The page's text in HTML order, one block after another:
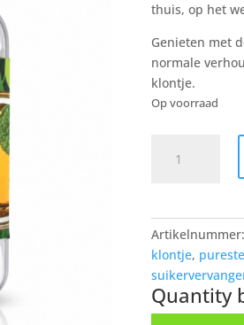
thuis, op het
Genieten met
normale
klontje.
Op voorraad
klontjes
Artikelnummer:
klontje,
Quantity